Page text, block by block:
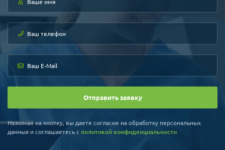
Отправить заявку
Нажимая на кнопку, вы даете согласие на обработку персональных
данных и соглашаетесь c политикой конфиденциальности